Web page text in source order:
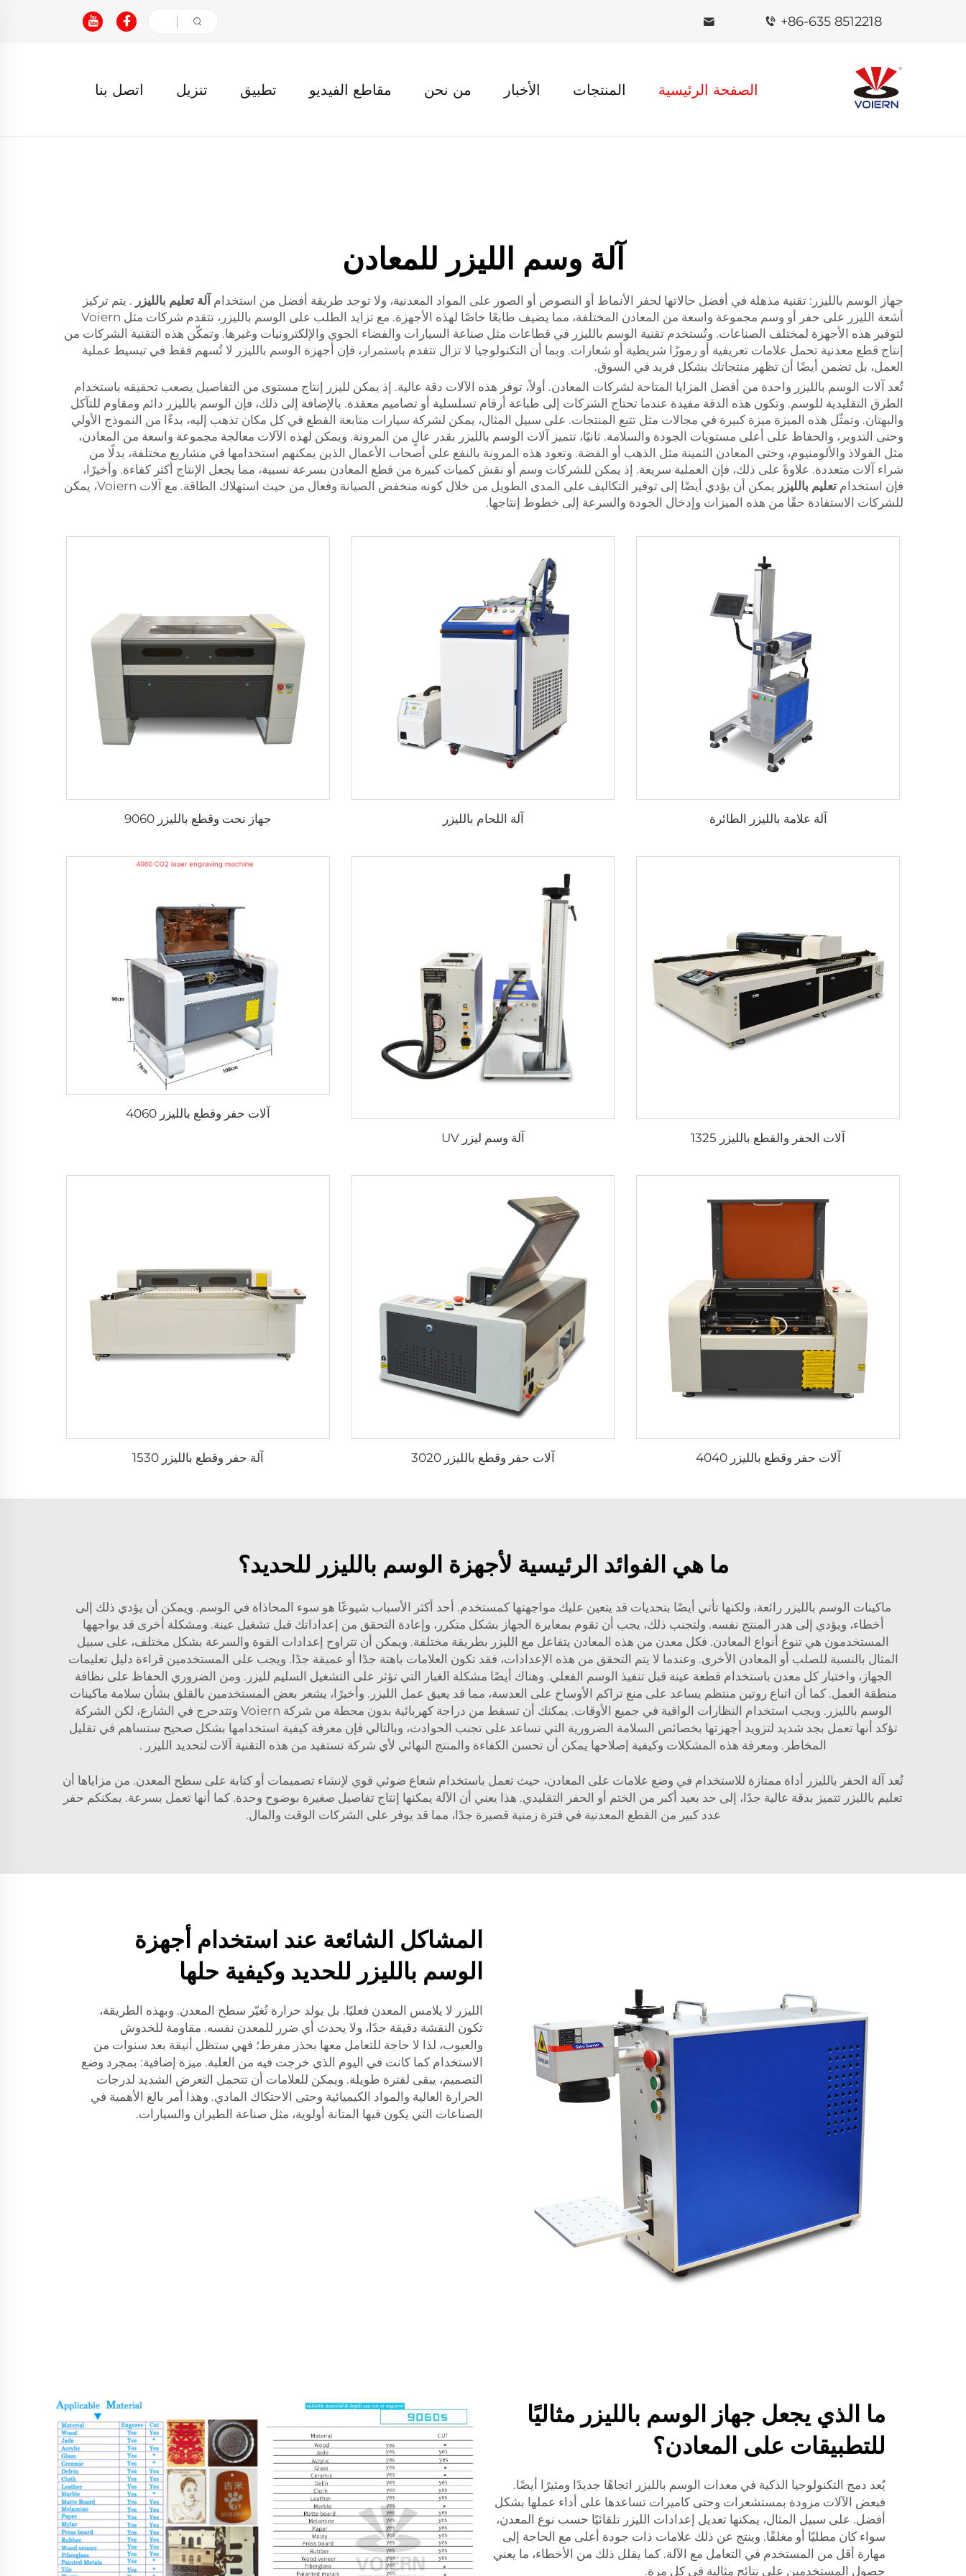
+86-635 8512218
الصفحة الرئيسية المنتجات الأخبار من نحن مقاطع الفيديو تطبيق تنزيل اتصل بنا
آلة وسم الليزر للمعادن
جهاز الوسم بالليزر: تقنية مذهلة في أفضل حالاتها لحفر الأنماط أو النصوص أو الصور على المواد المعدنية، ولا توجد طريقة أفضل من استخدام آلة تعليم بالليزر . يتم تركيز
أشعة الليزر على حفر أو وسم مجموعة واسعة من المعادن المختلفة، مما يضيف طابعًا خاصًا لهذه الأجهزة. مع تزايد الطلب على الوسم بالليزر، تتقدم شركات مثل Voiern
لتوفير هذه الأجهزة لمختلف الصناعات. وتُستخدم تقنية الوسم بالليزر في قطاعات مثل صناعة السيارات والفضاء الجوي والإلكترونيات وغيرها. وتمكّن هذه التقنية الشركات من
إنتاج قطع معدنية تحمل علامات تعريفية أو رموزًا شريطية أو شعارات. وبما أن التكنولوجيا لا تزال تتقدم باستمرار، فإن أجهزة الوسم بالليزر لا تُسهم فقط في تبسيط عملية
العمل، بل تضمن أيضًا أن تظهر منتجاتك بشكل فريد في السوق.
تُعد آلات الوسم بالليزر واحدة من أفضل المزايا المتاحة لشركات المعادن. أولاً، توفر هذه الآلات دقة عالية. إذ يمكن لليزر إنتاج مستوى من التفاصيل يصعب تحقيقه باستخدام
الطرق التقليدية للوسم. وتكون هذه الدقة مفيدة عندما تحتاج الشركات إلى طباعة أرقام تسلسلية أو تصاميم معقدة. بالإضافة إلى ذلك، فإن الوسم بالليزر دائم ومقاوم للتآكل
والبهتان. وتمثّل هذه الميزة ميزة كبيرة في مجالات مثل تتبع المنتجات. على سبيل المثال، يمكن لشركة سيارات متابعة القطع في كل مكان تذهب إليه، بدءًا من النموذج الأولي
وحتى التدوير، والحفاظ على أعلى مستويات الجودة والسلامة. ثانيًا، تتميز آلات الوسم بالليزر بقدر عالٍ من المرونة. ويمكن لهذه الآلات معالجة مجموعة واسعة من المعادن،
مثل الفولاذ والألومنيوم، وحتى المعادن الثمينة مثل الذهب أو الفضة. وتعود هذه المرونة بالنفع على أصحاب الأعمال الذين يمكنهم استخدامها في مشاريع مختلفة، بدلًا من
شراء آلات متعددة. علاوةً على ذلك، فإن العملية سريعة. إذ يمكن للشركات وسم أو نقش كميات كبيرة من قطع المعادن بسرعة نسبية، مما يجعل الإنتاج أكثر كفاءة. وأخيرًا،
فإن استخدام تعليم بالليزر
يمكن أن يؤدي أيضًا إلى توفير التكاليف على المدى الطويل من خلال كونه منخفض الصيانة وفعال من حيث استهلاك الطاقة. مع آلات Voiern، يمكن
للشركات الاستفادة حقًا من هذه الميزات وإدخال الجودة والسرعة إلى خطوط إنتاجها.
آلة علامة بالليزر الطائرة آلة اللحام بالليزر جهاز نحت وقطع بالليزر 9060
آلات الحفر والقطع بالليزر 1325 آلة وسم ليزر UV
آلات حفر وقطع بالليزر 4060
آلات حفر وقطع بالليزر 4040 آلات حفر وقطع بالليزر 3020 آلة حفر وقطع بالليزر 1530
ما هي الفوائد الرئيسية لأجهزة الوسم بالليزر للحديد؟
ماكينات الوسم بالليزر رائعة، ولكنها تأتي أيضًا بتحديات قد يتعين عليك مواجهتها كمستخدم. أحد أكثر الأسباب شيوعًا هو سوء المحاذاة في الوسم. ويمكن أن يؤدي ذلك إلى
أخطاء، ويؤدي إلى هدر المنتج نفسه. ولتجنب ذلك، يجب أن تقوم بمعايرة الجهاز بشكل متكرر، وإعادة التحقق من إعداداتك قبل تشغيل عينة. ومشكلة أخرى قد يواجهها
المستخدمون هي تنوع أنواع المعادن. فكل معدن من هذه المعادن يتفاعل مع الليزر بطريقة مختلفة. ويمكن أن تتراوح إعدادات القوة والسرعة بشكل مختلف، على سبيل
المثال بالنسبة للصلب أو المعادن الأخرى. وعندما لا يتم التحقق من هذه الإعدادات، فقد تكون العلامات باهتة جدًا أو عميقة جدًا. ويجب على المستخدمين قراءة دليل تعليمات
الجهاز، واختبار كل معدن باستخدام قطعة عينة قبل تنفيذ الوسم الفعلي. وهناك أيضًا مشكلة الغبار التي تؤثر على التشغيل السليم لليزر. ومن الضروري الحفاظ على نظافة
منطقة العمل. كما أن اتباع روتين منتظم يساعد على منع تراكم الأوساخ على العدسة، مما قد يعيق عمل الليزر. وأخيرًا، يشعر بعض المستخدمين بالقلق بشأن سلامة ماكينات
الوسم بالليزر. ويجب استخدام النظارات الواقية في جميع الأوقات. يمكنك أن تسقط من دراجة كهربائية بدون محطة من شركة Voiern وتتدحرج في الشارع، لكن الشركة
تؤكد أنها تعمل بجد شديد لتزويد أجهزتها بخصائص السلامة الضرورية التي تساعد على تجنب الحوادث، وبالتالي فإن معرفة كيفية استخدامها بشكل صحيح ستساهم في تقليل
المخاطر. ومعرفة هذه المشكلات وكيفية إصلاحها يمكن أن تحسن الكفاءة والمنتج النهائي لأي شركة تستفيد من هذه التقنية آلات لتحديد الليزر .
تُعد آلة الحفر بالليزر أداة ممتازة للاستخدام في وضع علامات على المعادن، حيث تعمل باستخدام شعاع ضوئي قوي لإنشاء تصميمات أو كتابة على سطح المعدن. من مزاياها أن
تعليم بالليزر تتميز بدقة عالية جدًا، إلى حد بعيد أكبر من الختم أو الحفر التقليدي. هذا يعني أن الآلة يمكنها إنتاج تفاصيل صغيرة بوضوح وحدة. كما أنها تعمل بسرعة. يمكنكم حفر
عدد كبير من القطع المعدنية في فترة زمنية قصيرة جدًا، مما قد يوفر على الشركات الوقت والمال.
المشاكل الشائعة عند استخدام أجهزة
الوسم بالليزر للحديد وكيفية حلها
الليزر لا يلامس المعدن فعليًا. بل يولد حرارة تُغيّر سطح المعدن. وبهذه الطريقة،
تكون النقشة دقيقة جدًا، ولا يحدث أي ضرر للمعدن نفسه. مقاومة للخدوش
والعيوب، لذا لا حاجة للتعامل معها بحذر مفرط؛ فهي ستظل أنيقة بعد سنوات من
الاستخدام كما كانت في اليوم الذي خرجت فيه من العلبة. ميزة إضافية: بمجرد وضع
التصميم، يبقى لفترة طويلة. ويمكن للعلامات أن تتحمل التعرض الشديد لدرجات
الحرارة العالية والمواد الكيميائية وحتى الاحتكاك المادي. وهذا أمر بالغ الأهمية في
الصناعات التي يكون فيها المتانة أولوية، مثل صناعة الطيران والسيارات.
ما الذي يجعل جهاز الوسم بالليزر مثاليًا
للتطبيقات على المعادن؟
يُعد دمج التكنولوجيا الذكية في معدات الوسم بالليزر اتجاهًا جديدًا ومثيرًا أيضًا.
فبعض الآلات مزودة بمستشعرات وحتى كاميرات تساعدها على أداء عملها بشكل
أفضل. على سبيل المثال، يمكنها تعديل إعدادات الليزر تلقائيًا حسب نوع المعدن،
سواء كان مطليًا أو مغلفًا. وينتج عن ذلك علامات ذات جودة أعلى مع الحاجة إلى
مهارة أقل من المستخدم في التعامل مع الآلة. كما يقلل ذلك من الأخطاء، ما يعني
حصول المستخدمين على نتائج مثالية في كل مرة.